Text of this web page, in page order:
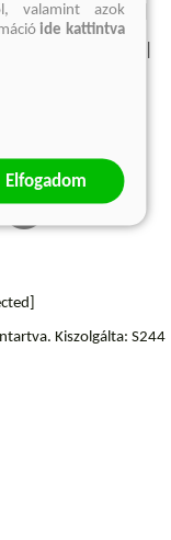
nyilatkozat
Kiszolgálta: S244
valamint azok
ide kattintva
Elfogadom